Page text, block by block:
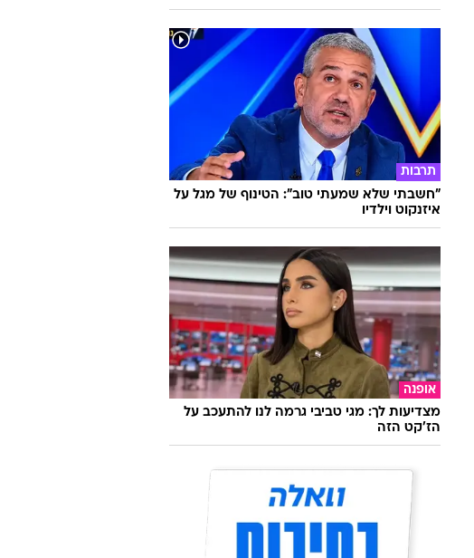
תרבות
"חשבתי שלא שמעתי טוב": הטינוף של מגל על
איזנקוט וילדיו
אופנה
מצדיעות לך: מגי טביבי גרמה לנו להתעכב על
הז'קט הזה